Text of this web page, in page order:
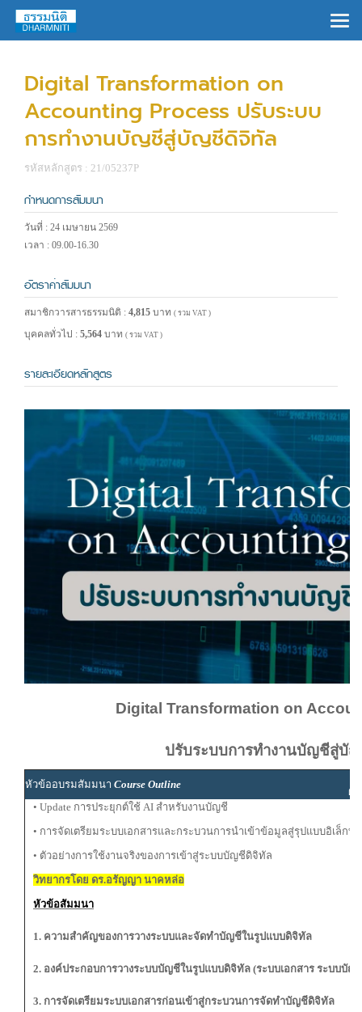
Digital Transformation on
Accounting Process ปรับระบบ
การทำงานบัญชีสู่บัญชีดิจิทัล
รหัสหลักสูตร : 21/05237P
กำหนดการสัมมนา
วันที่ : 24 เมษายน 2569
เวลา : 09.00-16.30
อัตราค่าสัมมนา
สมาชิกวารสารธรรมนิติ : 4,815 บาท ( รวม VAT )
บุคคลทั่วไป : 5,564 บาท ( รวม VAT )
รายละเอียดหลักสูตร
Digital Transformation on
ปรับระบบการทำงานบัญชีสู่บั
หัวข้ออบรมสัมมนา Course Outline
ผู้
• Update การประยุกต์ใช้ AI สำหรับงานบัญชี
• การจัดเตรียมระบบเอกสารและกระบวนการนำเข้าข้อมูลสู่รุปแบบอิเล็กท
• ตัวอย่างการใช้งานจริงของการเข้าสู่ระบบบัญชีดิจิทัล
วิทยากรโดย ดร.อรัญญา นาคหล่อ
หัวข้อสัมมนา
1. ความสำคัญของการวางระบบและจัดทำบัญชีในรูปแบบดิจิทัล
2. องค์ประกอบการวางระบบบัญชีในรูปแบบดิจิทัล (ระบบเอกสาร ระบบบัญ
3. การจัดเตรียมระบบเอกสารก่อนเข้าสู่กระบวนการจัดทำบัญชีดิจิทัล
×